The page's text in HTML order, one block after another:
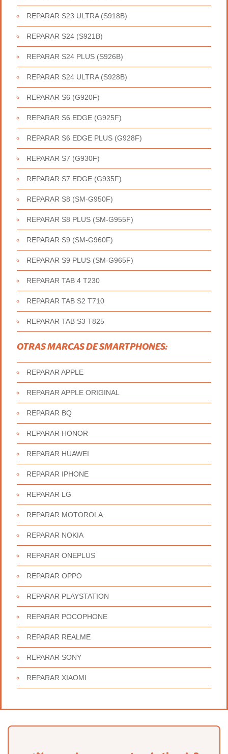
REPARAR S23 ULTRA (S918B)
REPARAR S24 (S921B)
REPARAR S24 PLUS (S926B)
REPARAR S24 ULTRA (S928B)
REPARAR S6 (G920F)
REPARAR S6 EDGE (G925F)
REPARAR S6 EDGE PLUS (G928F)
REPARAR S7 (G930F)
REPARAR S7 EDGE (G935F)
REPARAR S8 (SM-G950F)
REPARAR S8 PLUS (SM-G955F)
REPARAR S9 (SM-G960F)
REPARAR S9 PLUS (SM-G965F)
REPARAR TAB 4 T230
REPARAR TAB S2 T710
REPARAR TAB S3 T825
OTRAS MARCAS DE SMARTPHONES:
REPARAR APPLE
REPARAR APPLE ORIGINAL
REPARAR BQ
REPARAR HONOR
REPARAR HUAWEI
REPARAR IPHONE
REPARAR LG
REPARAR MOTOROLA
REPARAR NOKIA
REPARAR ONEPLUS
REPARAR OPPO
REPARAR PLAYSTATION
REPARAR POCOPHONE
REPARAR REALME
REPARAR SONY
REPARAR XIAOMI